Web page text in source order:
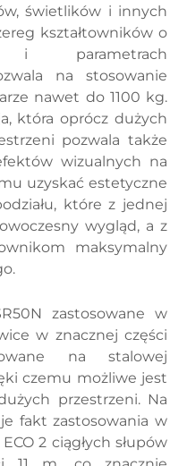
świetlików i innych
kształtowników o
i parametrach
na stosowanie
nawet do 1100 kg.
która oprócz dużych
pozwala także
wizualnych na
uzyskać estetyczne
które z jednej
wygląd, a z
maksymalny
zastosowane w
w znacznej części
na stalowej
czemu możliwe jest
przestrzeni. Na
fakt zastosowania w
2 ciągłych słupów